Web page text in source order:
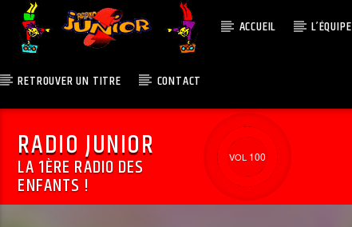
ACCUEIL L’ÉQUIPE
RETROUVER UN TITRE CONTACT
RADIO JUNIOR
LA 1ÈRE RADIO DES
ENFANTS !
100